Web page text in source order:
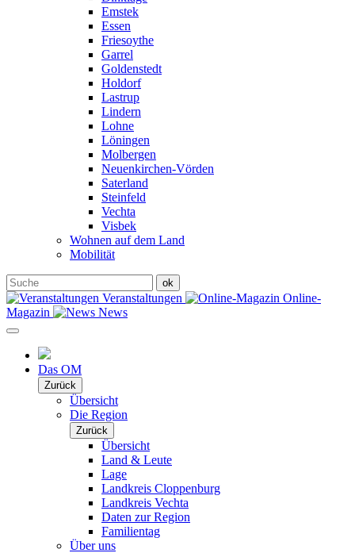
Emstek
Essen
Friesoythe
Garrel
Goldenstedt
Holdorf
Lastrup
Lindern
Lohne
Löningen
Molbergen
Neuenkirchen-Vörden
Saterland
Steinfeld
Vechta
Visbek
Wohnen auf dem Land
Mobilität
Veranstaltungen
Online-
Magazin
News
Das OM
Zurück
Übersicht
Die Region
Zurück
Übersicht
Land & Leute
Lage
Landkreis Cloppenburg
Landkreis Vechta
Daten zur Region
Familientag
Über uns